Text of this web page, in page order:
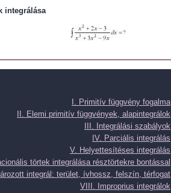
integrálása
I. Primitív függvény fogalma
II. Elemi primitív függvények, alapintegrálok
III. Integrálási szabályok
IV. Parciális integrálás
V. Helyettesítéses integrálás
törtek integrálása résztörtekre bontással
integrál: terület, ívhossz, felszín, térfogat
VIII. Improprius integrálok